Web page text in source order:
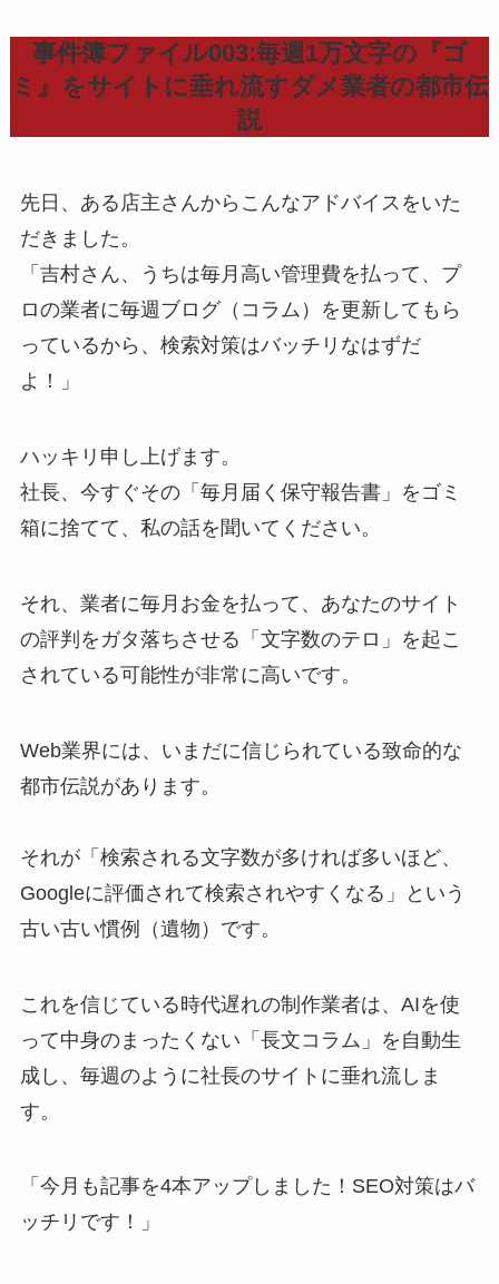
事件簿ファイル003:毎週1万文字の『ゴ
ミ』をサイトに垂れ流すダメ業者の都市伝
説
先日、ある店主さんからこんなアドバイスをいた
だきました。
「吉村さん、うちは毎月高い管理費を払って、プ
ロの業者に毎週ブログ（コラム）を更新してもら
っているから、検索対策はバッチリなはずだ
よ！」
ハッキリ申し上げます。
社長、今すぐその「毎月届く保守報告書」をゴミ
箱に捨てて、私の話を聞いてください。
それ、業者に毎月お金を払って、あなたのサイト
の評判をガタ落ちさせる「文字数のテロ」を起こ
されている可能性が非常に高いです。
Web業界には、いまだに信じられている致命的な
都市伝説があります。
それが「検索される文字数が多ければ多いほど、
Googleに評価されて検索されやすくなる」という
古い古い慣例（遺物）です。
これを信じている時代遅れの制作業者は、AIを使
って中身のまったくない「長文コラム」を自動生
成し、毎週のように社長のサイトに垂れ流しま
す。
「今月も記事を4本アップしました！SEO対策はバ
ッチリです！」